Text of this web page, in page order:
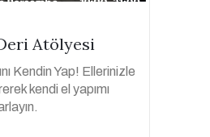
Atölyesi
Kendin Yap! Ellerinizle
kendi el yapımı